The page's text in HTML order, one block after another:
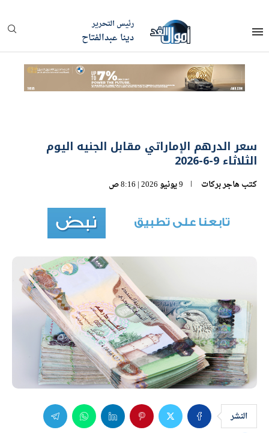
رئيس التحرير
دينا عبدالفتاح
سعر الدرهم الإماراتي مقابل الجنيه اليوم
الثلاثاء 9-6-2026
كتب هاجر بركات 9 يونيو 2026 | 8:16 ص
النشر